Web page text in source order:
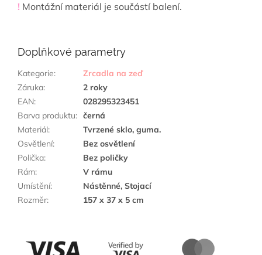
! Montážní materiál je součástí balení.
Doplňkové parametry
Kategorie:
Zrcadla na zeď
Záruka:
2 roky
EAN:
028295323451
Barva produktu: černá
Materiál:
Tvrzené sklo, guma.
Osvětlení:
Bez osvětlení
Polička:
Bez poličky
Rám:
V rámu
Umístění:
Nástěnné, Stojací
Rozměr: 157 x 37 x 5 cm